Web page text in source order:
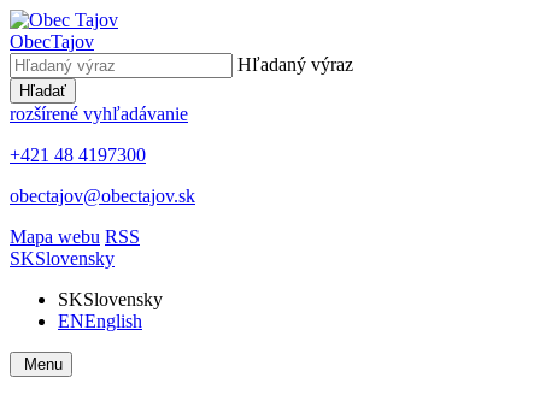
ObecTajov
Hľadaný výraz
Hľadať
rozšírené vyhľadávanie
+421 48 4197300
obectajov@obectajov.sk
Mapa webu RSS
SKSlovensky
SKSlovensky
ENEnglish
Menu